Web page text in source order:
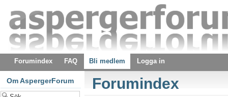
Forumindex FAQ Bli medlem Logga in
Forumindex
Om AspergerForum